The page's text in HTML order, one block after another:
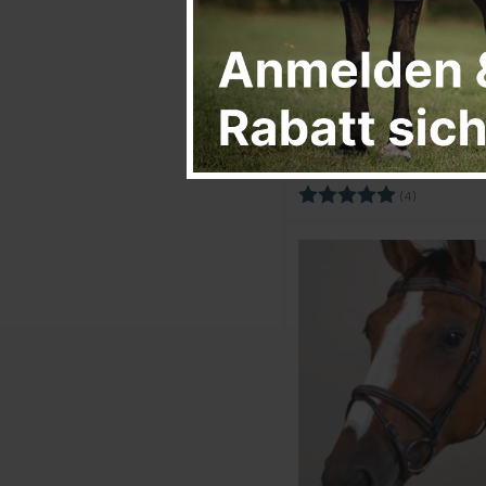
Trense Flachleder
Working Collection
Schwarz
ab €124
Bewertung: (4)